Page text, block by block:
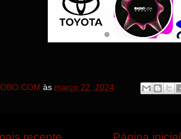
às março 22, 2024